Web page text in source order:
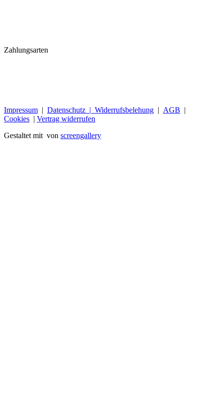
Zahlungsarten
Impressum | Datenschutz | Widerrufsbelehung | AGB |
Cookies | Vertrag widerrufen
Gestaltet mit von screengallery